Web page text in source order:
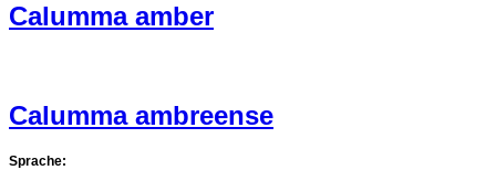
Calumma amber
Calumma ambreense
Sprache: